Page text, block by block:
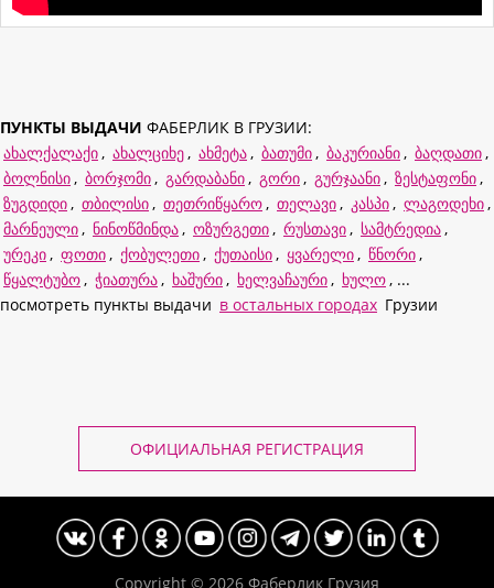
ПУНКТЫ ВЫДАЧИ ФАБЕРЛИК В ГРУЗИИ:
ახალქალაქი , ახალციხე , ახმეტა , ბათუმი , ბაკურიანი , ბაღდათი ,
ბოლნისი , ბორჯომი , გარდაბანი , გორი , გურჯაანი , ზესტაფონი ,
ზუგდიდი , თბილისი , თეთრიწყარო , თელავი , კასპი , ლაგოდეხი ,
მარნეული , ნინოწმინდა , ოზურგეთი , რუსთავი , სამტრედია ,
ურეკი , ფოთი , ქობულეთი , ქუთაისი , ყვარელი , წნორი ,
წყალტუბო , ჭიათურა , ხაშური , ხელვაჩაური , ხულო , ...
посмотреть пункты выдачи в остальных городах Грузии
ОФИЦИАЛЬНАЯ РЕГИСТРАЦИЯ
Copyright © 2026 Фаберлик Грузия